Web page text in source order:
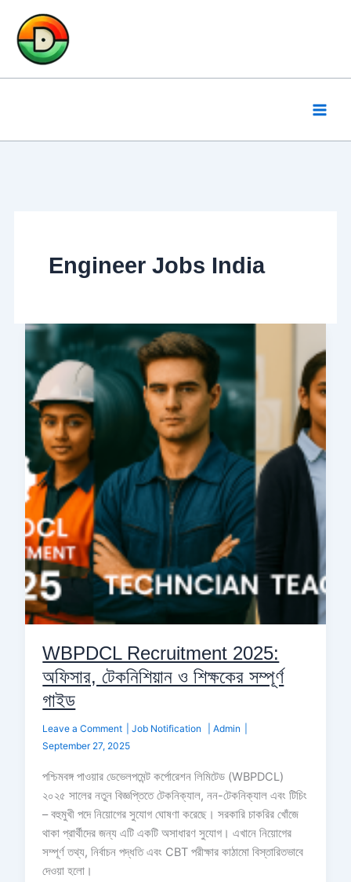
content
Engineer Jobs India
WBPDCL Recruitment 2025:
অফিসার, টেকনিশিয়ান ও শিক্ষকের সম্পূর্ণ
গাইড
Leave a Comment |Job Notification |Admin
September 27, 2025
পশ্চিমবঙ্গ পাওয়ার ডেভেলপমেন্ট কর্পোরেশন লিমিটেড (WBPDCL)
২০২৫ সালের নতুন বিজ্ঞপ্তিতে টেকনিক্যাল, নন-টেকনিক্যাল এবং টিচিং
– বহুমুখী পদে নিয়োগের সুযোগ ঘোষণা করেছে। সরকারি চাকরির খোঁজে
থাকা প্রার্থীদের জন্য এটি একটি অসাধারণ সুযোগ। এখানে নিয়োগের
সম্পূর্ণ তথ্য, নির্বাচন পদ্ধতি এবং CBT পরীক্ষার কাঠামো বিস্তারিতভাবে
দেওয়া হলো।
WBPDCL
Recruitment
2025:
টেকনিশিয়ান
ও
শিক্ষকের
সম্পূর্ণ
গাইড